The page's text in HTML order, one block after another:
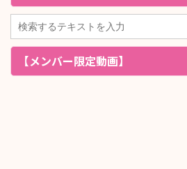
【メンバー限定動画】